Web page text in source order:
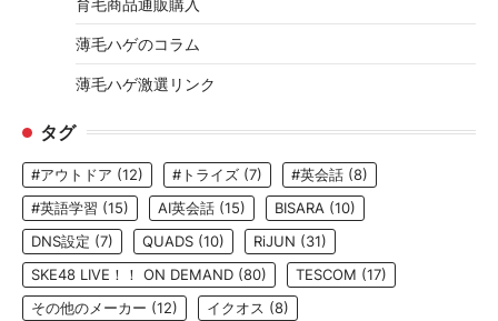
薄毛ハゲのコラム
薄毛ハゲ激選リンク
タグ
#アウトドア (12) #トライズ (7) #英会話 (8)
#英語学習 (15) AI英会話 (15) BISARA (10)
DNS設定 (7) QUADS (10) RiJUN (31)
SKE48 LIVE！！ ON DEMAND (80) TESCOM (17)
その他のメーカー (12) イクオス (8)